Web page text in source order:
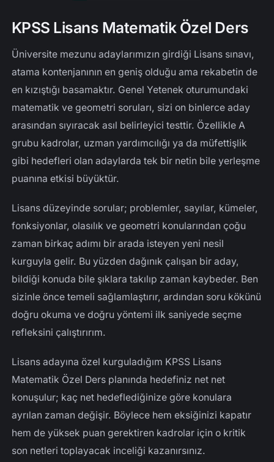
KPSS Lisans Matematik Özel Ders
Üniversite mezunu adaylarımızın girdiği Lisans sınavı,
atama kontenjanının en geniş olduğu ama rekabetin de
en kızıştığı basamaktır. Genel Yetenek oturumundaki
matematik ve geometri soruları, sizi on binlerce aday
arasından sıyıracak asıl belirleyici testtir. Özellikle A
grubu kadrolar, uzman yardımcılığı ya da müfettişlik
gibi hedefleri olan adaylarda tek bir netin bile yerleşme
puanına etkisi büyüktür.
Lisans düzeyinde sorular; problemler, sayılar, kümeler,
fonksiyonlar, olasılık ve geometri konularından çoğu
zaman birkaç adımı bir arada isteyen yeni nesil
kurguyla gelir. Bu yüzden dağınık çalışan bir aday,
bildiği konuda bile şıklara takılıp zaman kaybeder. Ben
sizinle önce temeli sağlamlaştırır, ardından soru kökünü
doğru okuma ve doğru yöntemi ilk saniyede seçme
refleksini çalıştırırım.
Lisans adayına özel kurguladığım KPSS Lisans
Matematik Özel Ders planında hedefiniz net net
konuşulur; kaç net hedeflediğinize göre konulara
ayrılan zaman değişir. Böylece hem eksiğinizi kapatır
hem de yüksek puan gerektiren kadrolar için o kritik
son netleri toplayacak inceliği kazanırsınız.